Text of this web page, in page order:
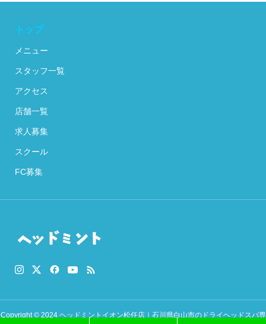
トップ
メニュー
スタッフ一覧
アクセス
店舗一覧
求人募集
スクール
FC募集
Copyright © 2024 ヘッドミントイオン松任店｜石川県白山市のドライヘッドスパ専